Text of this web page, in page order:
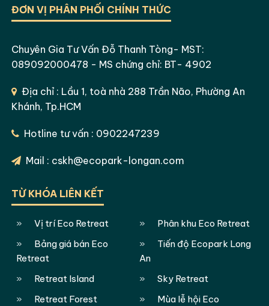
ĐƠN VỊ PHÂN PHỐI CHÍNH THỨC
Chuyên Gia Tư Vấn Đỗ Thanh Tòng- MST:
089092000478 - MS chứng chỉ: BT- 4902
Địa chỉ : Lầu 1, toà nhà 288 Trần Não, Phường An
Khánh, Tp.HCM
Hotline tư vấn : 0902247239
Mail : cskh@ecopark-longan.com
TỪ KHÓA LIÊN KẾT
Vị trí Eco Retreat
Phân khu Eco Retreat
Bảng giá bán Eco
Retreat
Tiến độ Ecopark Long
An
Retreat Island
Sky Retreat
Retreat Forest
Mùa lễ hội Eco